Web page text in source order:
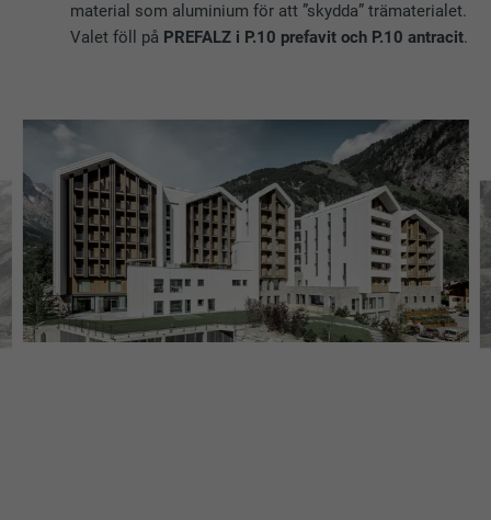
material som aluminium för att ”skydda” trämaterialet.
Valet föll på PREFALZ i P.10 prefavit och P.10 antracit.